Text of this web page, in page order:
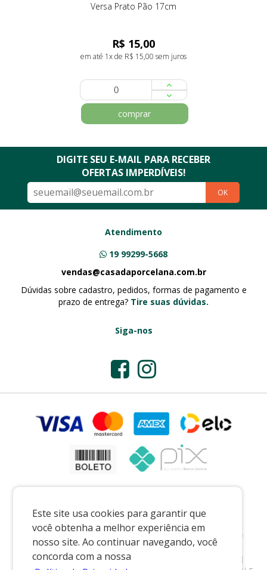
Este site usa cookies para garantir que
você obtenha a melhor experiência em
nosso site. Ao continuar navegando, você
concorda com a nossa
Versa Prato Pão 17cm
R$ 15,00
em até 1x de R$ 15,00 sem juros
comprar
DIGITE SEU E-MAIL PARA RECEBER
OFERTAS IMPERDÍVEIS!
OK
Atendimento
19 99299-5668
vendas@casadaporcelana.com.br
Dúvidas sobre cadastro, pedidos, formas de pagamento e
prazo de entrega? Tire suas dúvidas.
Siga-nos
Preços e condições exclusivos para o casadaporcelana.com.br e para o
televendas, podendo sofrer alterações sem prévia notiﬁcação.
CASA DA PORCELANA COMERCIO LTDA
|